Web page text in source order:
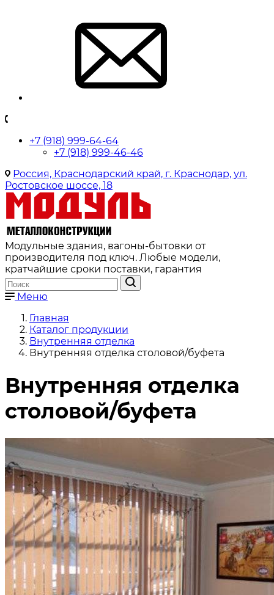
+7 (918) 999-64-64
+7 (918) 999-46-46
Россия, Краснодарский край, г. Краснодар, ул.
Ростовское шоссе, 18
Модульные здания, вагоны-бытовки от
производителя под ключ. Любые модели,
кратчайшие сроки поставки, гарантия
Меню
Главная
Каталог продукции
Внутренняя отделка
Внутренняя отделка столовой/буфета
Внутренняя отделка
столовой/буфета